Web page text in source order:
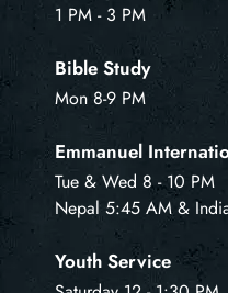
1 PM - 3 PM
Bible Study
Mon 8-9 PM
Emmanuel
Tue & Wed 8 - 10 PM
Nepal 5:45 AM &
Youth Service